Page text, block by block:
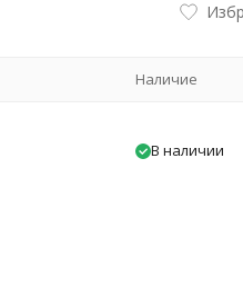
Наличие
В наличии